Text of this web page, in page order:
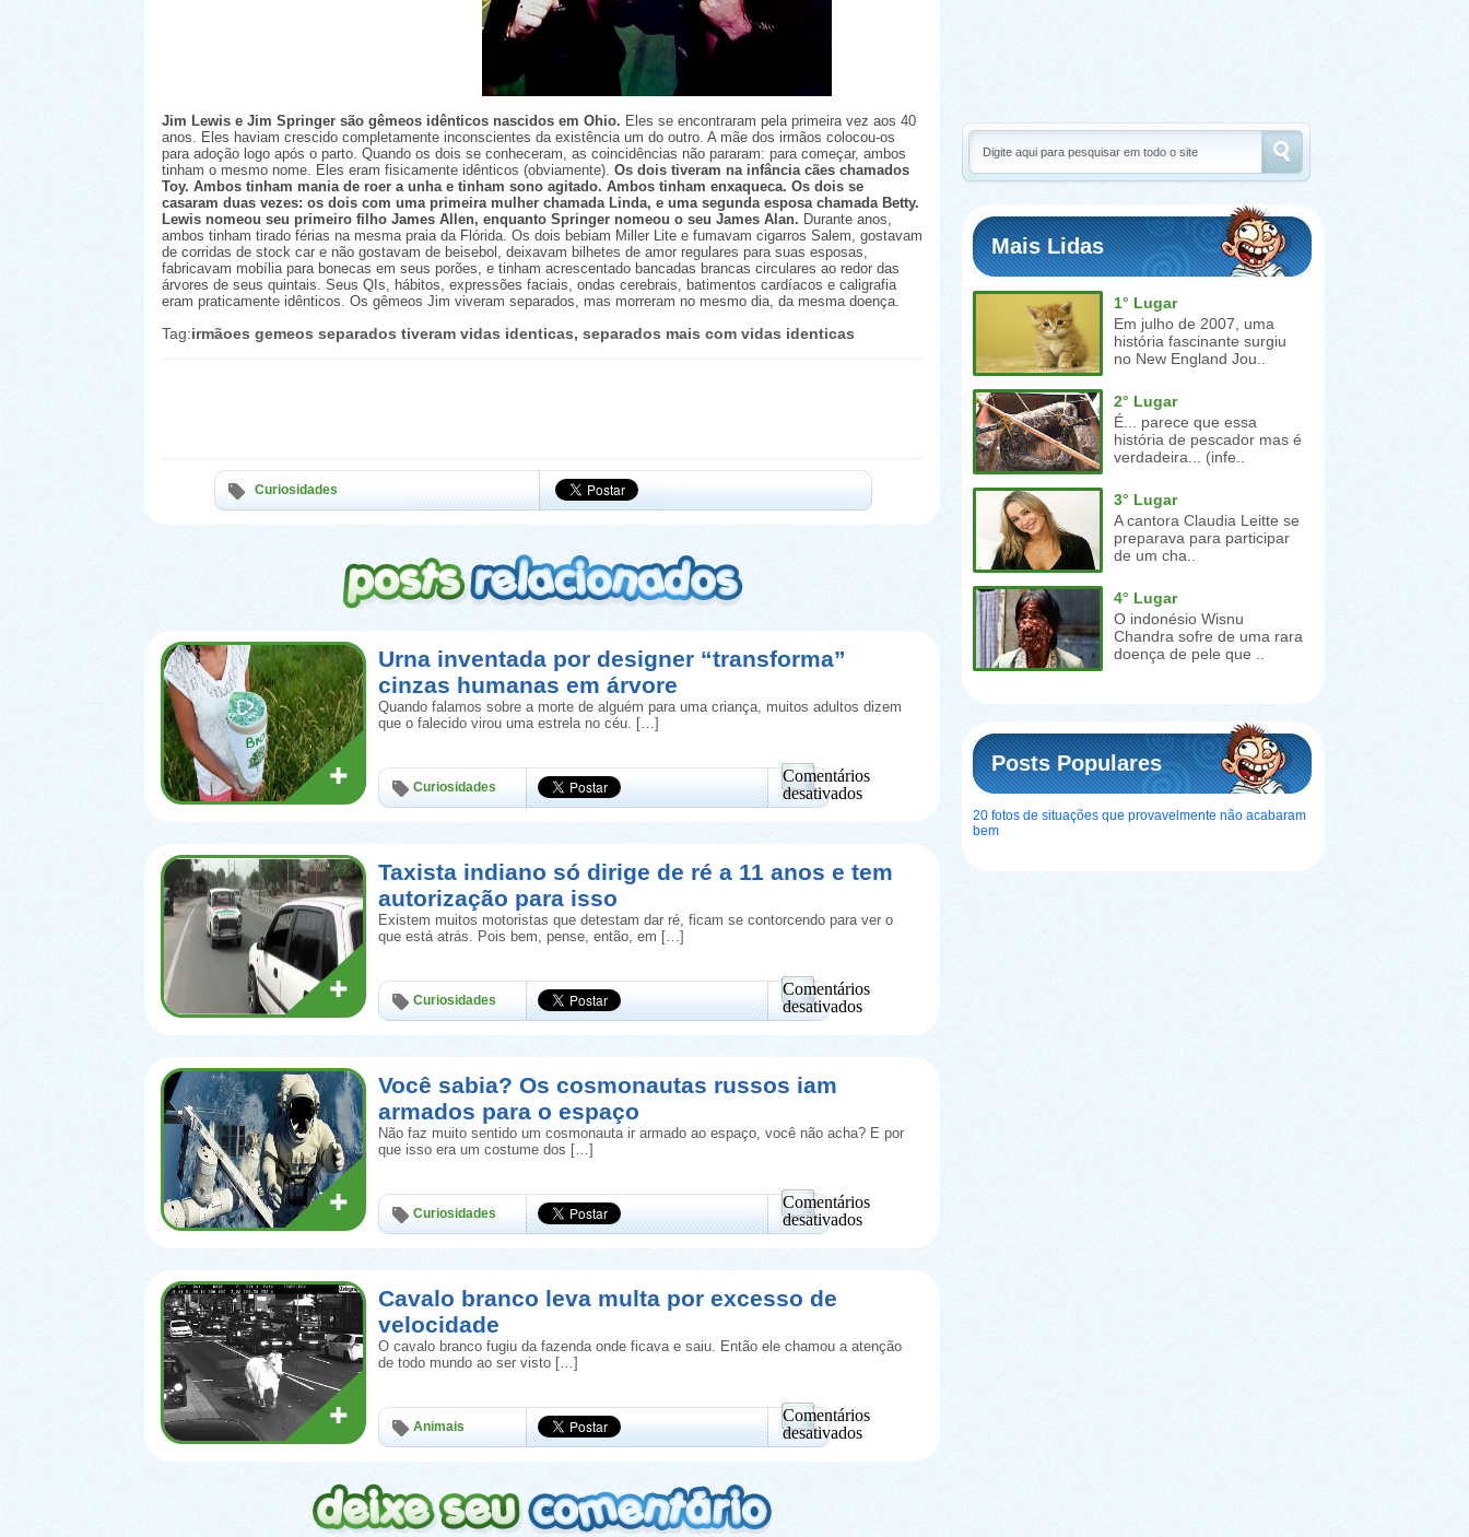
Jim Lewis e Jim Springer são gêmeos idênticos nascidos em Ohio. Eles se encontraram pela primeira vez aos 40
anos. Eles haviam crescido completamente inconscientes da existência um do outro. A mãe dos irmãos colocou-os
para adoção logo após o parto. Quando os dois se conheceram, as coincidências não pararam: para começar, ambos
tinham o mesmo nome. Eles eram fisicamente idênticos (obviamente). Os dois tiveram na infância cães chamados
Toy. Ambos tinham mania de roer a unha e tinham sono agitado. Ambos tinham enxaqueca. Os dois se
casaram duas vezes: os dois com uma primeira mulher chamada Linda, e uma segunda esposa chamada Betty.
Lewis nomeou seu primeiro filho James Allen, enquanto Springer nomeou o seu James Alan. Durante anos,
ambos tinham tirado férias na mesma praia da Flórida. Os dois bebiam Miller Lite e fumavam cigarros Salem, gostavam
de corridas de stock car e não gostavam de beisebol, deixavam bilhetes de amor regulares para suas esposas,
fabricavam mobília para bonecas em seus porões, e tinham acrescentado bancadas brancas circulares ao redor das
árvores de seus quintais. Seus QIs, hábitos, expressões faciais, ondas cerebrais, batimentos cardíacos e caligrafia
eram praticamente idênticos. Os gêmeos Jim viveram separados, mas morreram no mesmo dia, da mesma doença.
Tag:irmãoes gemeos separados tiveram vidas identicas, separados mais com vidas identicas
Curiosidades
Urna inventada por designer “transforma”
cinzas humanas em árvore
Quando falamos sobre a morte de alguém para uma criança, muitos adultos dizem
que o falecido virou uma estrela no céu. […]
Curiosidades
Comentários
desativados
em
designer
cinzas
humanas
Taxista indiano só dirige de ré a 11 anos e tem
autorização para isso
Existem muitos motoristas que detestam dar ré, ficam se contorcendo para ver o
que está atrás. Pois bem, pense, então, em […]
Curiosidades
Comentários
desativados
em
só
dirige
ré
e
tem
autorização
Você sabia? Os cosmonautas russos iam
armados para o espaço
Não faz muito sentido um cosmonauta ir armado ao espaço, você não acha? E por
que isso era um costume dos […]
Curiosidades
Comentários
desativados
em
cosmonautas
iam
espaço
Cavalo branco leva multa por excesso de
velocidade
O cavalo branco fugiu da fazenda onde ficava e saiu. Então ele chamou a atenção
de todo mundo ao ser visto […]
Animais
Comentários
desativados
em
Mais Lidas
1° Lugar
Em julho de 2007, uma
história fascinante surgiu
no New England Jou..
2° Lugar
É... parece que essa
história de pescador mas é
verdadeira... (infe..
3° Lugar
A cantora Claudia Leitte se
preparava para participar
de um cha..
4° Lugar
O indonésio Wisnu
Chandra sofre de uma rara
doença de pele que ..
Posts Populares
20 fotos de situações que provavelmente não acabaram
bem